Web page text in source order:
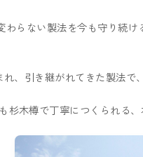
わらない製法を今も守り続
、引き継がれてきた製法で
杉木樽で丁寧につくられる